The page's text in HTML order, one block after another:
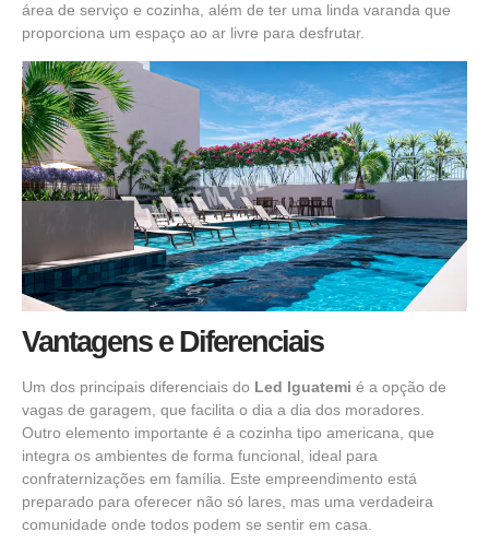
área de serviço e cozinha, além de ter uma linda varanda que
proporciona um espaço ao ar livre para desfrutar.
Vantagens e Diferenciais
Um dos principais diferenciais do Led Iguatemi é a opção de
vagas de garagem, que facilita o dia a dia dos moradores.
Outro elemento importante é a cozinha tipo americana, que
integra os ambientes de forma funcional, ideal para
confraternizações em família. Este empreendimento está
preparado para oferecer não só lares, mas uma verdadeira
comunidade onde todos podem se sentir em casa.